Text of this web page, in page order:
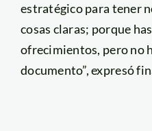
estratégico para tener
cosas claras; porque
ofrecimientos, pero no
documento”, expresó